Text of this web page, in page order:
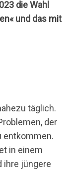
die Wahl
und das mit
täglich.
der
entkommen.
in einem
ihre jüngere